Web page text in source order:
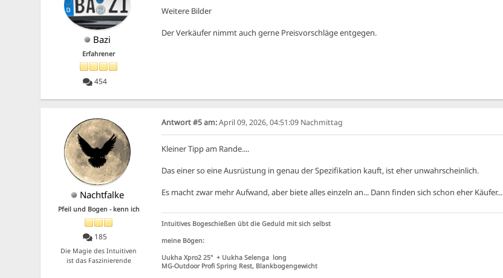
Bazi
Erfahrener
454
Weitere Bilder
Der Verkäufer nimmt auch gerne Preisvorschläge entgegen.
Nachtfalke
Pfeil und Bogen - kenn ich
185
Die Magie des Intuitiven
ist das Faszinierende
Antwort #5 am:April 09, 2026, 04:51:09 Nachmittag
Kleiner Tipp am Rande....
Das einer so eine Ausrüstung in genau der Spezifikation kauft, ist eher unwahrscheinlich.
Es macht zwar mehr Aufwand, aber biete alles einzeln an... Dann finden sich schon eher Käufer...
Intuitives Bogeschießen übt die Geduld mit sich selbst
meine Bögen:
Uukha Xpro2 25" + Uukha Selenga long
MG-Outdoor Profi Spring Rest, Blankbogengewicht